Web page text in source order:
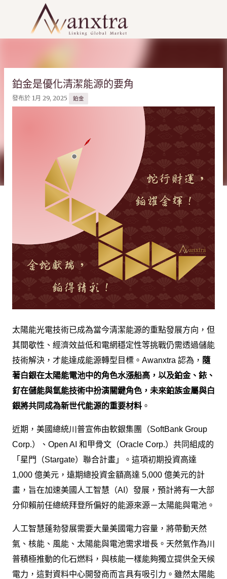
跳到主要內容
鉑金是優化清潔能源的要角
發布於 1月 29, 2025 鉑金
太陽能光電技術已成為當今清潔能源的重點發展方向，但
其間歇性、經濟效益低和電網穩定性等挑戰仍需透過儲能
技術解決，才能達成能源轉型目標。Awanxtra 認為， 隨
著白銀在太陽能電池中的角色水漲船高，以及鉑金、銥、
釕在儲能與氫能技術中扮演關鍵角色，未來鉑族金屬與白
銀將共同成為新世代能源的重要材料 。
近期，美國總統川普宣佈由軟銀集團（SoftBank Group
Corp.）、Open AI 和甲骨文（Oracle Corp.）共同組成的
「星門（Stargate）聯合計畫」。這項初期投資高達
1,000 億美元，遠期總投資金額高達 5,000 億美元的計
畫，旨在加速美國人工智慧（AI）發展，預計將有一大部
分仰賴前任總統拜登所偏好的能源來源－太陽能與電池。
人工智慧蓬勃發展需要大量美國電力容量，將帶動天然
氣、核能、風能、太陽能與電池需求增長。天然氣作為川
普積極推動的化石燃料，與核能一樣能夠獨立提供全天候
電力，這對資料中心開發商而言具有吸引力。雖然太陽能